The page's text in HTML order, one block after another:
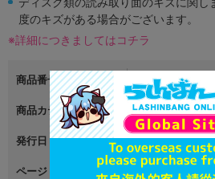
度のキズがある場合がございます。
※詳細につきましてはコチラ
商品番号 L05141146
商品カテゴリ 男性向同人
発行日 2014年08月17日
ページ 1